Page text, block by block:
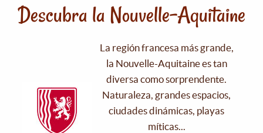
Descubra la Nouvelle-Aquitaine
La región francesa más grande,
la Nouvelle-Aquitaine es tan
diversa como sorprendente.
Naturaleza, grandes espacios,
ciudades dinámicas, playas
míticas...